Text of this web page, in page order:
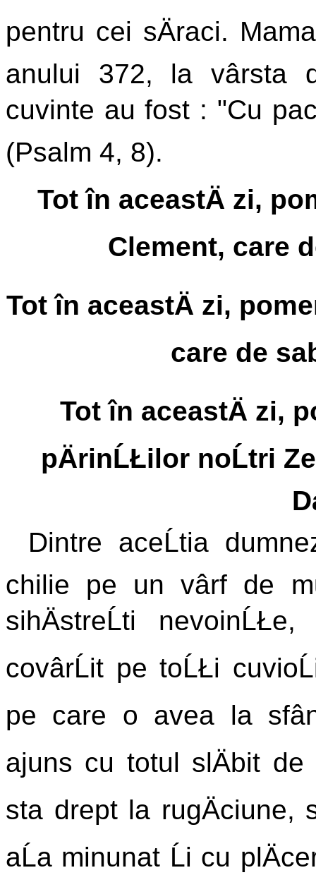
pentru cei sÄraci.
anului 372, la vârsta
cuvinte au fost : "Cu
(Psalm 4, 8).
Tot în aceastÄ zi,
Clement, care
Tot în aceastÄ zi,
care de
Tot în aceastÄ zi,
pÄrinĹŁilor noĹtri
Dintre aceĹtia
chilie pe un vârf de
sihÄstreĹti
covârĹit pe toĹŁi
pe care o avea la
ajuns cu totul slÄbit
sta drept la rugÄciune,
aĹa minunat Ĺi cu